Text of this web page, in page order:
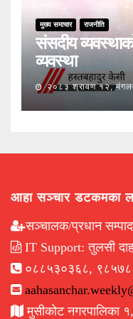
मुख्य समाचार राजनीति
संसदीय
व्यवस्था
२०८३ श्रावण १२,
आहा सञ्चार डटकमका
सञ्चालक/प्रधान
IT Support: तुलसी
०८८५३०३६८,
मुसीकोट नगरपालिका